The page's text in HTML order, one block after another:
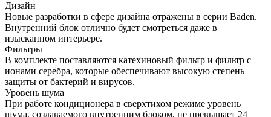
Дизайн
Новые разработки в сфере дизайна отражены в серии Baden.
Внутренний блок отлично будет смотреться даже в
изысканном интерьере.
Фильтры
В комплекте поставляются катехиновый фильтр и фильтр с
ионами серебра, которые обеспечивают высокую степень
защиты от бактерий и вирусов.
Уровень шума
При работе кондиционера в сверхтихом режиме уровень
шума, создаваемого внутренним блоком, не превышает 24